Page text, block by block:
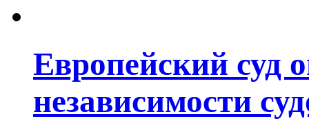
Европейский суд
независимости